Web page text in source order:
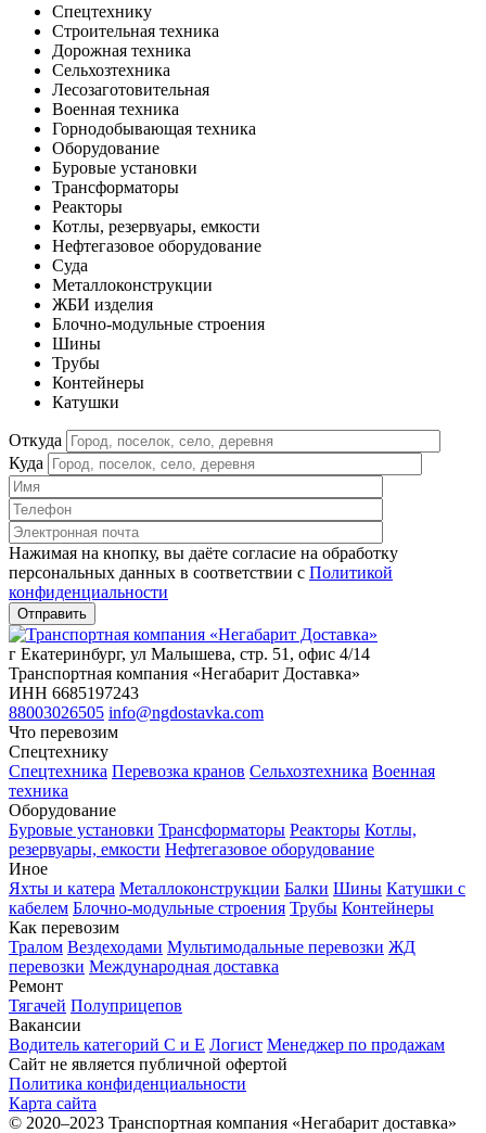
Спецтехнику
Строительная техника
Дорожная техника
Сельхозтехника
Лесозаготовительная
Военная техника
Горнодобывающая техника
Оборудование
Буровые установки
Трансформаторы
Реакторы
Котлы, резервуары, емкости
Нефтегазовое оборудование
Cуда
Металлоконструкции
ЖБИ изделия
Блочно-модульные строения
Шины
Трубы
Контейнеры
Катушки
Откуда
Куда
Нажимая на кнопку, вы даёте согласие на обработку
персональных данных в соответствии c Политикой
конфиденциальности
г Екатеринбург, ул Малышева, стр. 51, офис 4/14
Транспортная компания «Негабарит Доставка»
ИНН 6685197243
88003026505 info@ngdostavka.com
Что перевозим
Спецтехнику
Спецтехника Перевозка кранов Сельхозтехника Военная
техника
Оборудование
Буровые установки Трансформаторы Реакторы Котлы,
резервуары, емкости Нефтегазовое оборудование
Иное
Яхты и катера Металлоконструкции Балки Шины Катушки с
кабелем Блочно-модульные строения Трубы Контейнеры
Как перевозим
Тралом Вездеходами Мультимодальные перевозки ЖД
перевозки Международная доставка
Ремонт
Тягачей Полуприцепов
Вакансии
Водитель категорий С и Е Логист Менеджер по продажам
Сайт не является публичной офертой
Политика конфиденциальности
Карта сайта
© 2020–2023 Транспортная компания «Негабарит доставка»